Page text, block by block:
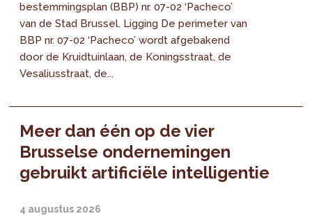
bestemmingsplan (BBP) nr. 07-02 ‘Pacheco’
van de Stad Brussel. Ligging De perimeter van
BBP nr. 07-02 ‘Pacheco’ wordt afgebakend
door de Kruidtuinlaan, de Koningsstraat, de
Vesaliusstraat, de...
Meer dan één op de vier
Brusselse ondernemingen
gebruikt artificiële intelligentie
4 augustus 2026